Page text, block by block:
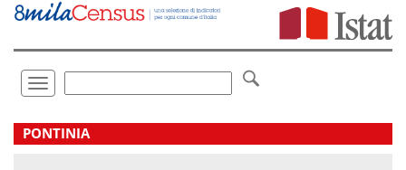
Vai
direttamente
Toggle
navigation
.
PONTINIA